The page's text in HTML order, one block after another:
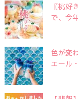
〖桃好
で、今
色が変
エール